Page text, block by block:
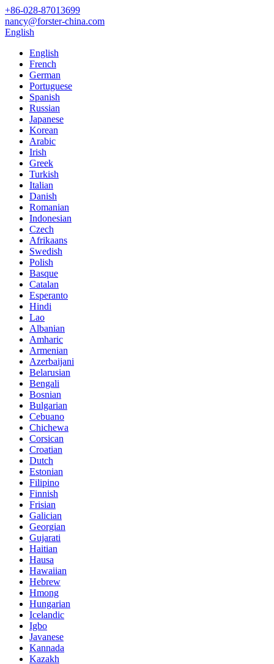
+86-028-87013699
nancy@forster-china.com
English
English
French
German
Portuguese
Spanish
Russian
Japanese
Korean
Arabic
Irish
Greek
Turkish
Italian
Danish
Romanian
Indonesian
Czech
Afrikaans
Swedish
Polish
Basque
Catalan
Esperanto
Hindi
Lao
Albanian
Amharic
Armenian
Azerbaijani
Belarusian
Bengali
Bosnian
Bulgarian
Cebuano
Chichewa
Corsican
Croatian
Dutch
Estonian
Filipino
Finnish
Frisian
Galician
Georgian
Gujarati
Haitian
Hausa
Hawaiian
Hebrew
Hmong
Hungarian
Icelandic
Igbo
Javanese
Kannada
Kazakh